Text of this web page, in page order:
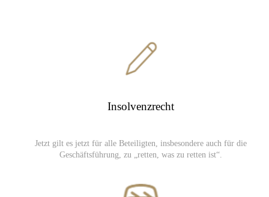
Insolvenzrecht
Jetzt gilt es jetzt für alle Beteiligten, insbesondere auch für die
Geschäftsführung, zu „retten, was zu retten ist“.